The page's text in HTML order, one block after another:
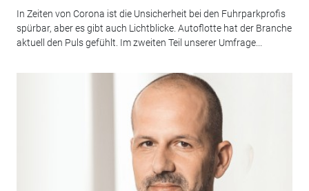
In Zeiten von Corona ist die Unsicherheit bei den Fuhrparkprofis
spürbar, aber es gibt auch Lichtblicke. Autoflotte hat der Branche
aktuell den Puls gefühlt. Im zweiten Teil unserer Umfrage...